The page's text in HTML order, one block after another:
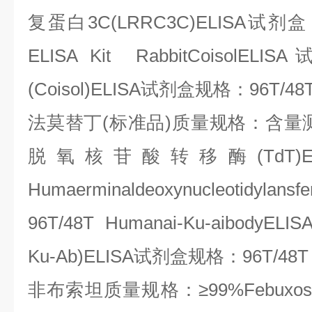
复蛋白 3C(LRRC3C)ELISA试剂盒
ELISA Kit RabbitCoisolELISA
(Coisol)ELISA试剂盒规格： 96T/
法莫替丁(标准品) 质量规格：含量
脱氧核苷酸转移酶
96T/48T Humanai-Ku-
Ku-Ab)ELISA试剂盒规格： 96T/48T
非布索坦质量规格：≥